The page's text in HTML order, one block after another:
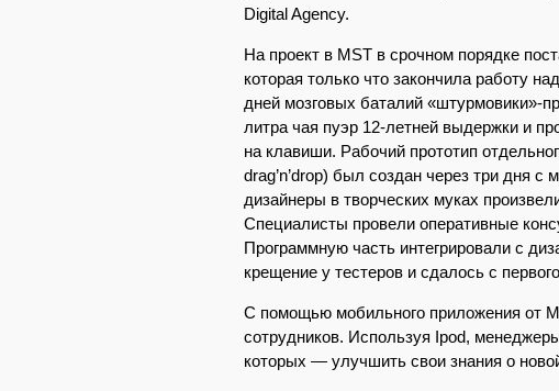
Digital Agency.
На проект в MST в срочном порядке
которая только что закончила работу
дней мозговых баталий «штурмовики»-
литра чая пуэр 12-летней выдержки и
на клавиши. Рабочий прототип
drag’n’drop) был создан через три дня
дизайнеры в творческих муках
Специалисты провели оперативные
Программную часть интегрировали с
крещение у тестеров и сдалось с
С помощью мобильного приложения от
сотрудников. Используя Ipod,
которых — улучшить свои знания о